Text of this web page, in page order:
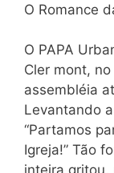
O Romance
O PAPA
Cler mont,
assembléia
Levantando
“Partamos
Igreja!” Tão